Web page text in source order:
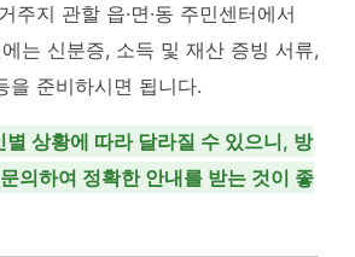
주지 관할 읍·면·동 주민센터에서
는 신분증, 소득 및 재산 증빙 서류,
을 준비하시면 됩니다.
상황에 따라 달라질 수 있으니, 방
의하여 정확한 안내를 받는 것이 좋